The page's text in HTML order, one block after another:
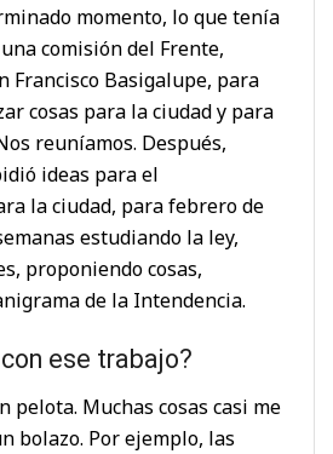
momento, lo que tenía
comisión del Frente,
Francisco Basigalupe, para
cosas para la ciudad y para
reuníamos. Después,
ideas para el
la ciudad, para febrero de
estudiando la ley,
proponiendo cosas,
de la Intendencia.
ese trabajo?
pelota. Muchas cosas casi me
bolazo. Por ejemplo, las